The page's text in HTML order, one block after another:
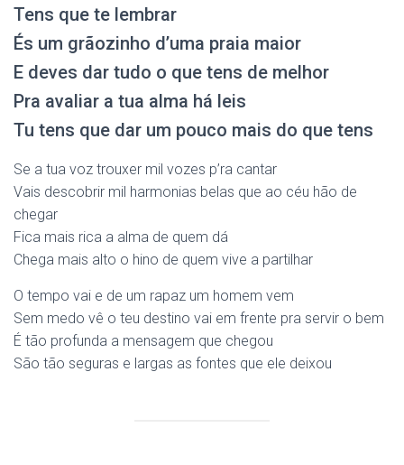
Tens que te lembrar
És um grãozinho d’uma praia maior
E deves dar tudo o que tens de melhor
Pra avaliar a tua alma há leis
Tu tens que dar um pouco mais do que tens
Se a tua voz trouxer mil vozes p’ra cantar
Vais descobrir mil harmonias belas que ao céu hão de
chegar
Fica mais rica a alma de quem dá
Chega mais alto o hino de quem vive a partilhar
O tempo vai e de um rapaz um homem vem
Sem medo vê o teu destino vai em frente pra servir o bem
É tão profunda a mensagem que chegou
São tão seguras e largas as fontes que ele deixou